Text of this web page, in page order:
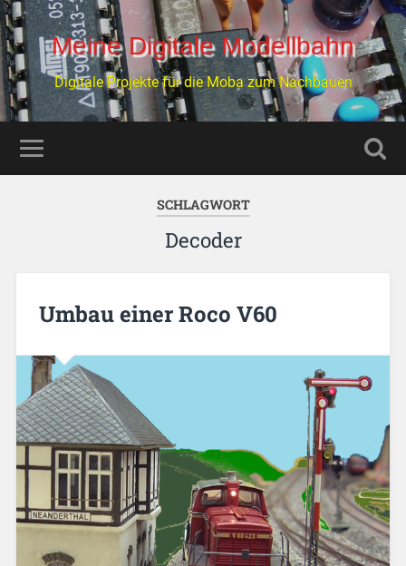
Meine Digitale Modellbahn
Digitale Projekte für die Moba zum Nachbauen
SCHLAGWORT
Decoder
Umbau einer Roco V60